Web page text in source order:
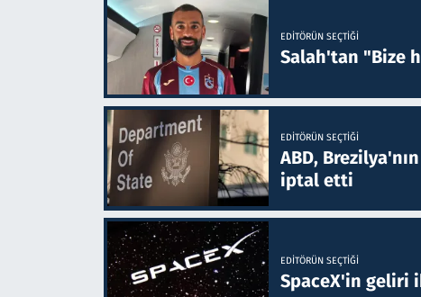
EDITÖRÜN SEÇTIĞI
Salah'tan "Bize
EDITÖRÜN SEÇTIĞI
ABD,
iptal etti
EDITÖRÜN SEÇTIĞI
SpaceX'in geliri